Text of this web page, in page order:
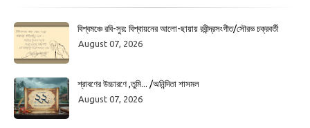
বিশ্বমঞ্চে রবি-সুর: বিশ্বায়নের আলো-ছায়ায় রবীন্দ্রসংগীত/সৌরভ চক্রবর্তী
August 07, 2026
শ্রাবণের উচ্চারণে ,তুমি... /অনিন্দিতা শাসমল
August 07, 2026